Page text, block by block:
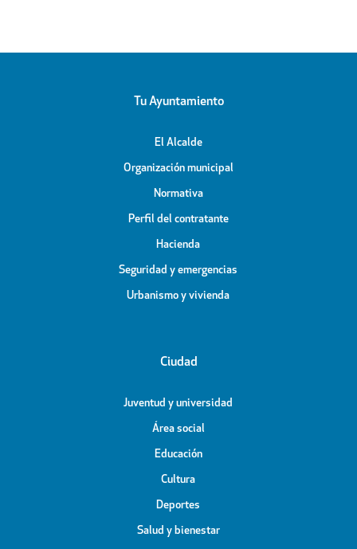
Tu Ayuntamiento
El Alcalde
Organización municipal
Normativa
Perfil del contratante
Hacienda
Seguridad y emergencias
Urbanismo y vivienda
Ciudad
Juventud y universidad
Área social
Educación
Cultura
Deportes
Salud y bienestar